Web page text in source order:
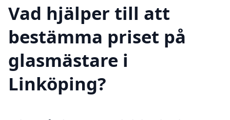
Vad hjälper till att
bestämma priset på
glasmästare i
Linköping?